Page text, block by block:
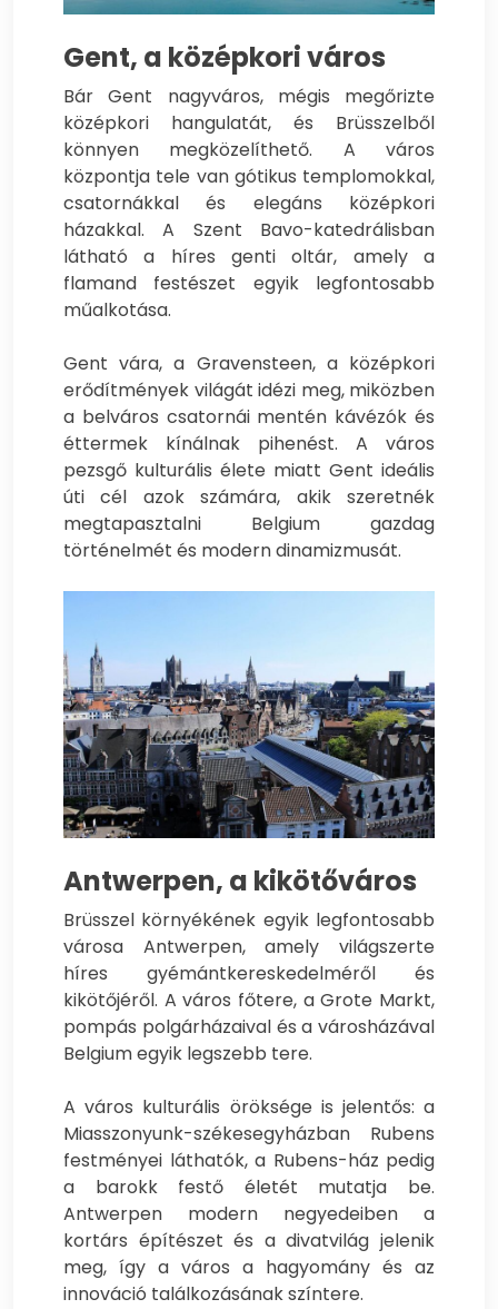
Gent, a középkori város
Bár Gent nagyváros, mégis megőrizte
középkori hangulatát, és Brüsszelből
könnyen megközelíthető. A város
központja tele van gótikus templomokkal,
csatornákkal és elegáns középkori
házakkal. A Szent Bavo-katedrálisban
látható a híres genti oltár, amely a
flamand festészet egyik legfontosabb
műalkotása.
Gent vára, a Gravensteen, a középkori
erődítmények világát idézi meg, miközben
a belváros csatornái mentén kávézók és
éttermek kínálnak pihenést. A város
pezsgő kulturális élete miatt Gent ideális
úti cél azok számára, akik szeretnék
megtapasztalni Belgium gazdag
történelmét és modern dinamizmusát.
Antwerpen, a kikötőváros
Brüsszel környékének egyik legfontosabb
városa Antwerpen, amely világszerte
híres gyémántkereskedelméről és
kikötőjéről. A város főtere, a Grote Markt,
pompás polgárházaival és a városházával
Belgium egyik legszebb tere.
A város kulturális öröksége is jelentős: a
Miasszonyunk-székesegyházban Rubens
festményei láthatók, a Rubens-ház pedig
a barokk festő életét mutatja be.
Antwerpen modern negyedeiben a
kortárs építészet és a divatvilág jelenik
meg, így a város a hagyomány és az
innováció találkozásának színtere.